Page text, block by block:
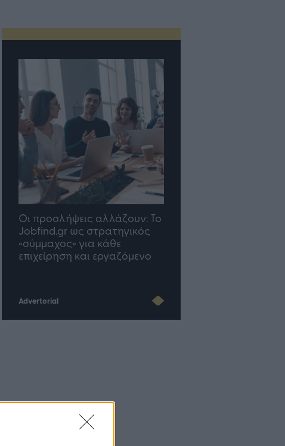
TP Greece: Πώς
διαμορφώνεται το μέλλον
του Insurance στην εποχή
του AI
Advertorial